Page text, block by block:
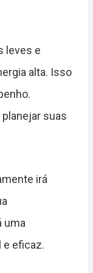
leves e
alta. Isso
suas
irá
uma
e eficaz.